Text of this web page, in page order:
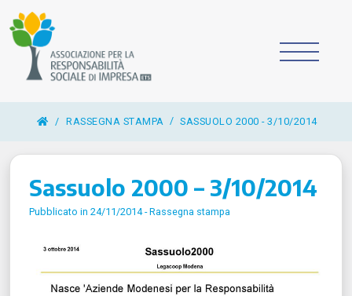
/ RASSEGNA STAMPA SASSUOLO 2000 - 3/10/2014
Sassuolo 2000 – 3/10/2014
Pubblicato in 24/11/2014 -Rassegna stampa